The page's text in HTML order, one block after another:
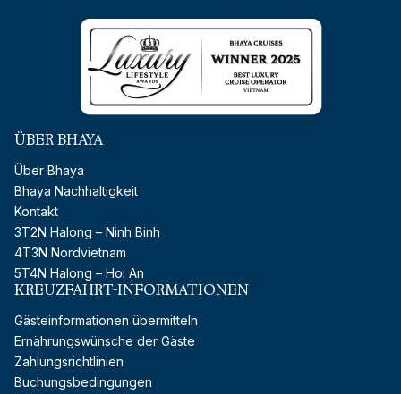
ÜBER BHAYA
Über Bhaya
Bhaya Nachhaltigkeit
Kontakt
3T2N Halong – Ninh Binh
4T3N Nordvietnam
5T4N Halong – Hoi An
KREUZFAHRT-INFORMATIONEN
Gästeinformationen übermitteln
Ernährungswünsche der Gäste
Zahlungsrichtlinien
Buchungsbedingungen